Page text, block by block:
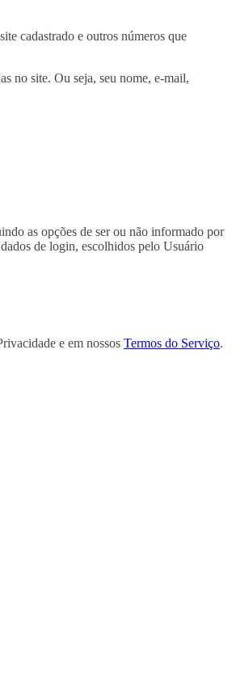
cadastrado e outros números que
no site. Ou seja, seu nome, e-mail,
as opções de ser ou não informado por
de login, escolhidos pelo Usuário
e em nossos Termos do Serviço.